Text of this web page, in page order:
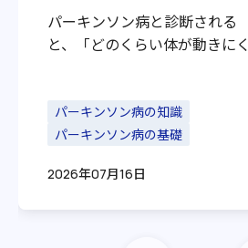
栃木
PDハウス宇都宮細谷町
PDハウス藤江
PDハウス戸板
PDハウス小坂
パーキンソン病と診断される
と、「どのくらい体が動きにく
いか」と不安に感じる患者さま
やご家族は少なくないでしょ
は、薬物療法に加えてリハビリ
パーキンソン病の知識
パーキンソン病の基礎
2026年07月16日